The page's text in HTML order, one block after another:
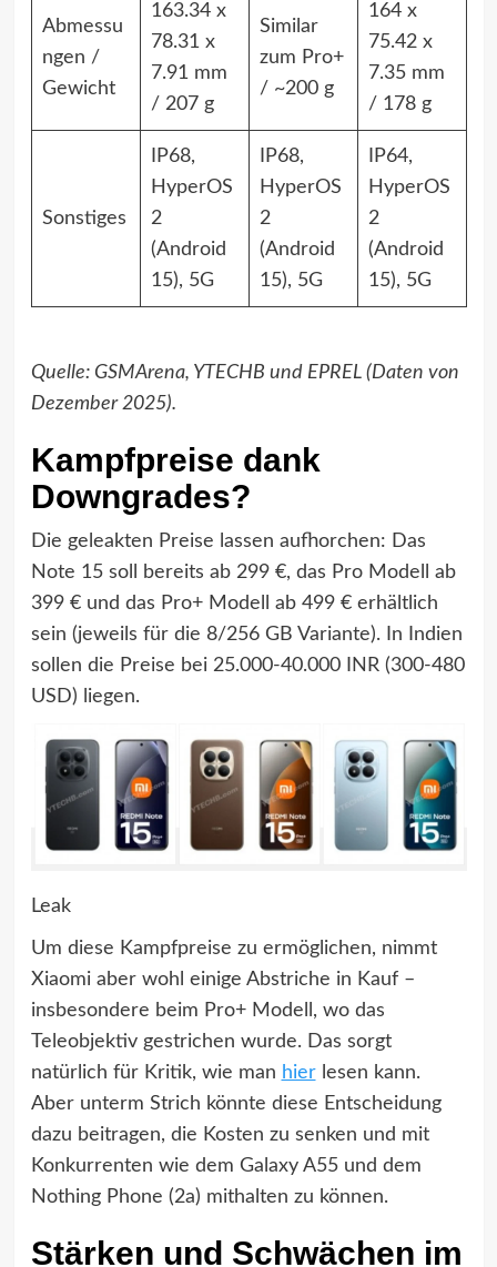
Abmessu
ngen /
Gewicht
163.34 x
78.31 x
7.91 mm
/ 207 g
Similar
zum Pro+
/ ~200 g
164 x
75.42 x
7.35 mm
/ 178 g
Sonstiges
IP68,
HyperOS
2
(Android
15), 5G
IP68,
HyperOS
2
(Android
15), 5G
IP64,
HyperOS
2
(Android
15), 5G
Quelle: GSMArena, YTECHB und EPREL (Daten von
Dezember 2025).
Kampfpreise dank
Downgrades?
Die geleakten Preise lassen aufhorchen: Das
Note 15 soll bereits ab 299 €, das Pro Modell ab
399 € und das Pro+ Modell ab 499 € erhältlich
sein (jeweils für die 8/256 GB Variante). In Indien
sollen die Preise bei 25.000-40.000 INR (300-480
USD) liegen.
Leak
Um diese Kampfpreise zu ermöglichen, nimmt
Xiaomi aber wohl einige Abstriche in Kauf –
insbesondere beim Pro+ Modell, wo das
Teleobjektiv gestrichen wurde. Das sorgt
natürlich für Kritik, wie man hierlesen kann.
Aber unterm Strich könnte diese Entscheidung
dazu beitragen, die Kosten zu senken und mit
Konkurrenten wie dem Galaxy A55 und dem
Nothing Phone (2a) mithalten zu können.
Stärken und Schwächen im